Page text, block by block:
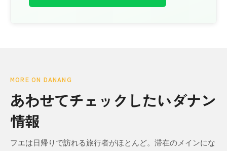
MORE ON DANANG
あわせてチェックしたいダナン
情報
フエは日帰りで訪れる旅行者がほとんど。滞在のメインにな